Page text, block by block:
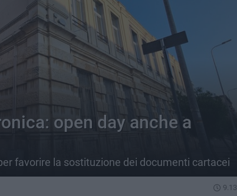
open day anche a
favorire la sostituzione dei documenti cartacei
9.13